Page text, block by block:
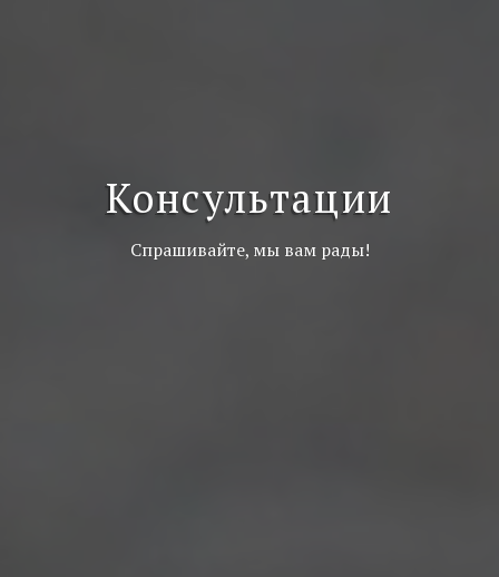
Консультации
Спрашивайте, мы вам рады!